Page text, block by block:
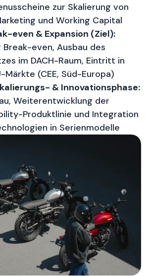
zur Skalierung von
und Working Capital
even & Expansion (Ziel):
even, Ausbau des
im DACH-Raum, Eintritt in
Märkte (CEE, Süd-Europa)
& Innovationsphase:
Weiterentwicklung der
Produktlinie und Integration
in Serienmodelle